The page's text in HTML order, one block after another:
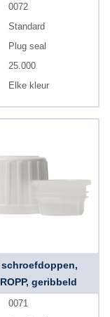
0072
Standard
Plug seal
25.000
Elke kleur
schroefdoppen,
geribbeld
0071